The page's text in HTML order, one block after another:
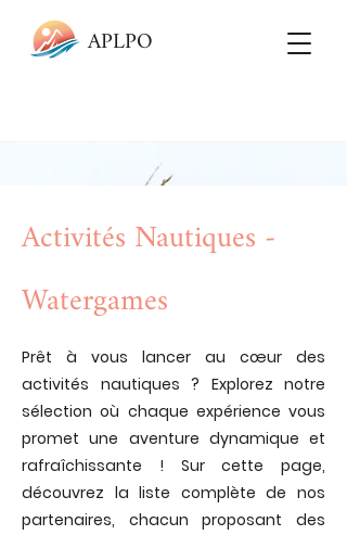
APLPO
Activités Nautiques -
Watergames
Prêt à vous lancer au cœur des
activités nautiques ? Explorez notre
sélection où chaque expérience vous
promet une aventure dynamique et
rafraîchissante ! Sur cette page,
découvrez la liste complète de nos
partenaires, chacun proposant des